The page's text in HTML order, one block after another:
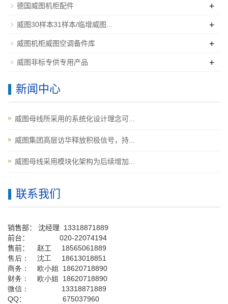
德国威图机柜配件 +
威图30样本31样本/临增威图... +
威图机柜威图空调备件库 +
威图非标专供专用产品 +
新闻中心
威图母线所采用的系统化设计理念可...
威图集团高层访华释放积极信号，持...
威图母线采用模块化架构为后续增加...
联系我们
销售部： 沈经理 13318871889
前台： 020-22074194
售前： 赵工 18565061889
售后： 沈工 18613018851
商务： 欧小姐 18620718890
财务： 欧小姐 18620718890
微信： 13318871889
QQ： 675037960